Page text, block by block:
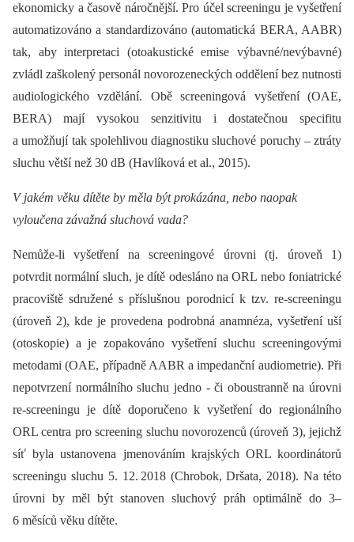
ekonomicky a časově náročnější. Pro účel screeningu je vyšetření
automatizováno a standardizováno (automatická BERA, AABR)
tak, aby interpretaci (otoakustické emise výbavné/nevýbavné)
zvládl zaškolený personál novorozeneckých oddělení bez nutnosti
audiologického vzdělání. Obě screeningová vyšetření (OAE,
BERA) mají vysokou senzitivitu i dostatečnou specifitu
a umožňují tak spolehlivou diagnostiku sluchové poruchy –⁠ ztráty
sluchu větší než 30 dB (Havlíková et al., 2015).
V jakém věku dítěte by měla být prokázána, nebo naopak
vyloučena závažná sluchová vada?
Nemůže-li vyšetření na screeningové úrovni (tj. úroveň 1)
potvrdit normální sluch, je dítě odesláno na ORL nebo foniatrické
pracoviště sdružené s příslušnou porodnicí k tzv. re-screeningu
(úroveň 2), kde je provedena podrobná anamnéza, vyšetření uší
(otoskopie) a je zopakováno vyšetření sluchu screeningovými
metodami (OAE, případně AABR a impedanční audiometrie). Při
nepotvrzení normálního sluchu jedno -⁠ či oboustranně na úrovni
re-screeningu je dítě doporučeno k vyšetření do regionálního
ORL centra pro screening sluchu novorozenců (úroveň 3), jejichž
síť byla ustanovena jmenováním krajských ORL koordinátorů
screeningu sluchu 5. 12. 2018 (Chrobok, Dršata, 2018). Na této
úrovni by měl být stanoven sluchový práh optimálně do 3–
6 měsíců věku dítěte.